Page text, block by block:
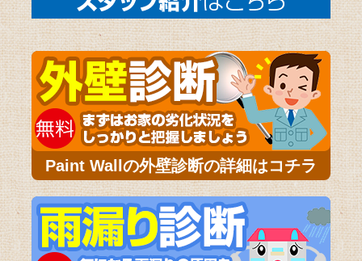
Paint Wallの外壁診断の詳細はコチラ